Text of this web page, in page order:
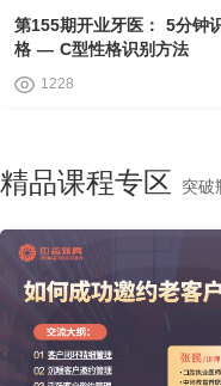
第155期开业牙医： 5分钟
格 — C型性格识别方法
1228
精品课程专区 突破